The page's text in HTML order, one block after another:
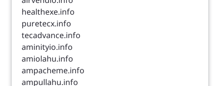
healthexe.info
puretecx.info
tecadvance.info
aminityio.info
amiolahu.info
ampacheme.info
ampullahu.info